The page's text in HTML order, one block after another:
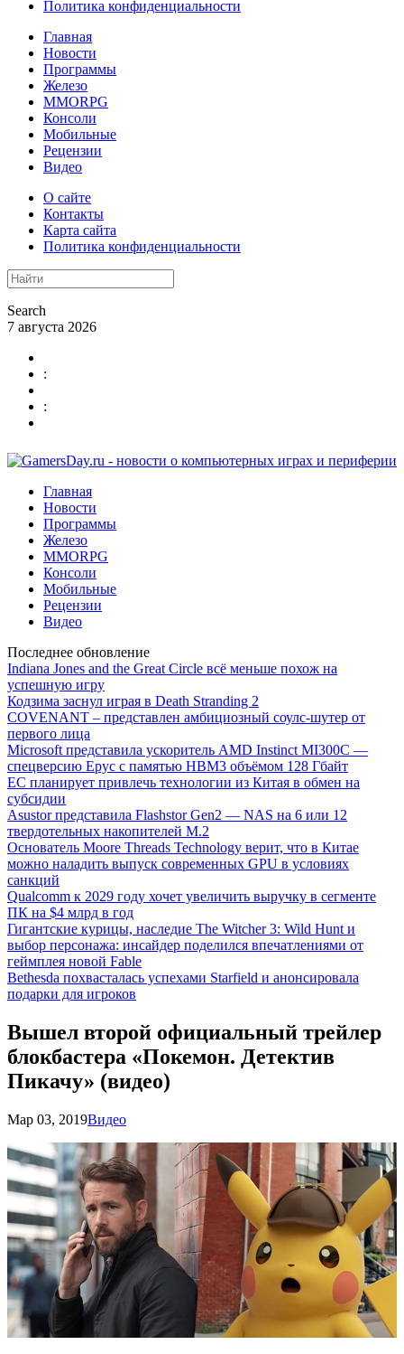
Политика конфиденциальности
Главная
Новости
Программы
Железо
MMORPG
Консоли
Мобильные
Рецензии
Видео
О сайте
Контакты
Карта сайта
Политика конфиденциальности
Search
7 августа 2026
:
:
Главная
Новости
Программы
Железо
MMORPG
Консоли
Мобильные
Рецензии
Видео
Последнее обновление
Indiana Jones and the Great Circle всё меньше похож на
успешную игру
Кодзима заснул играя в Death Stranding 2
COVENANT – представлен амбициозный соулс-шутер от
первого лица
Microsoft представила ускоритель AMD Instinct MI300C —
спецверсию Epyc с памятью HBM3 объёмом 128 Гбайт
ЕС планирует привлечь технологии из Китая в обмен на
субсидии
Asustor представила Flashstor Gen2 — NAS на 6 или 12
твердотельных накопителей M.2
Основатель Moore Threads Technology верит, что в Китае
можно наладить выпуск современных GPU в условиях
санкций
Qualcomm к 2029 году хочет увеличить выручку в сегменте
ПК на $4 млрд в год
Гигантские курицы, наследие The Witcher 3: Wild Hunt и
выбор персонажа: инсайдер поделился впечатлениями от
геймплея новой Fable
Bethesda похвасталась успехами Starfield и анонсировала
подарки для игроков
Вышел второй официальный трейлер
блокбастера «Покемон. Детектив
Пикачу» (видео)
Мар 03, 2019Видео